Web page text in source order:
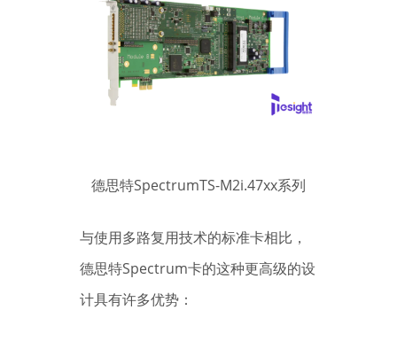
德思特SpectrumTS-M2i.47xx系列
与使用多路复用技术的标准卡相比，
德思特Spectrum卡的这种更高级的设
计具有许多优势：